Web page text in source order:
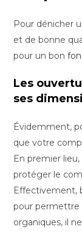
Pour dénicher
et de bonne
pour un bon
Les
ses
Évidemment,
que votre
En premier
protéger le
Effectivement,
pour permettre
organiques, il